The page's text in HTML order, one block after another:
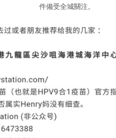
件備受全城關注。